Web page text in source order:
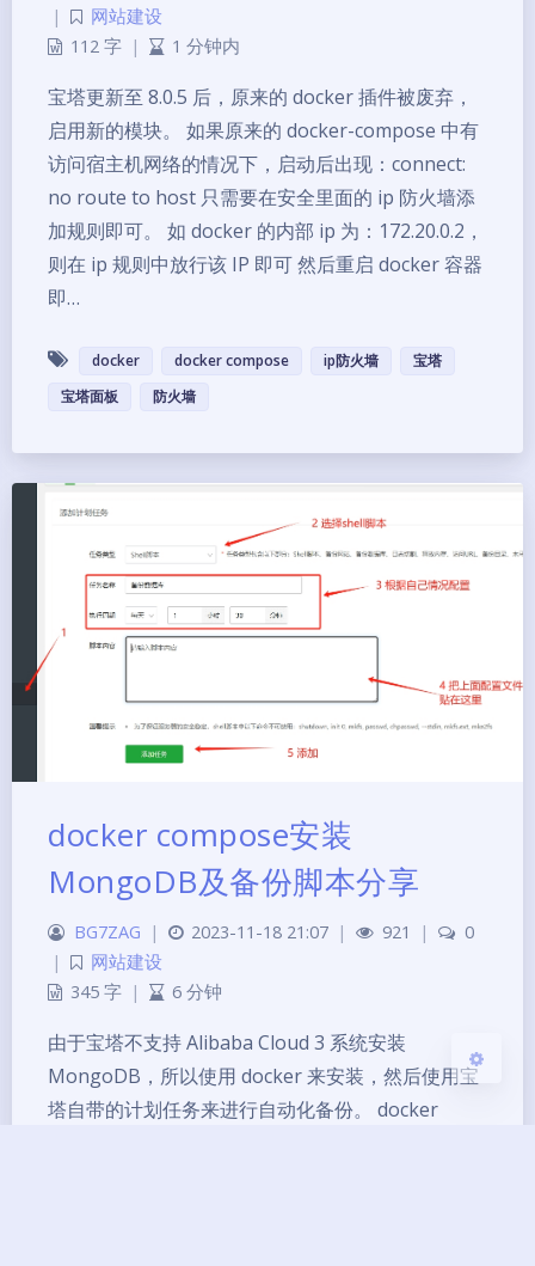
夜间模式
Sans Serif
浅阴影
|
网站建设
112 字 | 1 分钟内
宝塔更新至 8.0.5 后，原来的 docker 插件被废弃，
启用新的模块。 如果原来的 docker-compose 中有
访问宿主机网络的情况下，启动后出现：connect:
no route to host 只需要在安全里面的 ip 防火墙添
加规则即可。 如 docker 的内部 ip 为：172.20.0.2，
则在 ip 规则中放行该 IP 即可 然后重启 docker 容器
即…
docker docker compose ip防火墙
宝塔
宝塔面板
防火墙
docker compose安装
MongoDB及备份脚本分享
BG7ZAG | 2023-11-18 21:07 | 921 |
0
|
网站建设
345 字 | 6 分钟
由于宝塔不支持 Alibaba Cloud 3 系统安装
MongoDB，所以使用 docker 来安装，然后使用宝
塔自带的计划任务来进行自动化备份。 docker